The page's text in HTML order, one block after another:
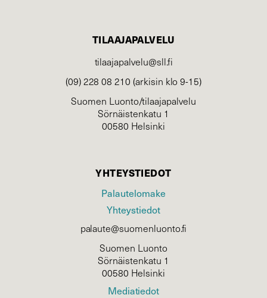
TILAAJAPALVELU
tilaajapalvelu@sll.fi
(09) 228 08 210 (arkisin klo 9-15)
Suomen Luonto/tilaajapalvelu
Sörnäistenkatu 1
00580 Helsinki
YHTEYSTIEDOT
Palautelomake
Yhteystiedot
palaute@suomenluonto.fi
Suomen Luonto
Sörnäistenkatu 1
00580 Helsinki
Mediatiedot